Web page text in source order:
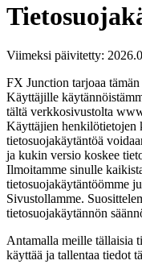
Viimeksi päivitetty:
FX Junction tarjoaa
Käyttäjille
tältä verkkosivustolta
Käyttäjien henkilötietojen
tietosuojakäytäntöä
ja kukin versio koskee
Ilmoitamme sinulle
tietosuojakäytäntöömme
Sivustollamme.
tietosuojakäytännön
Antamalla meille tällaisia
käyttää ja tallentaa tiedot